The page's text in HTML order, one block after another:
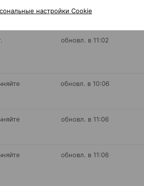
обновл. в 11:02
обновл. в 10:06
обновл. в 11:06
обновл. в 11:06
настройки Cookie